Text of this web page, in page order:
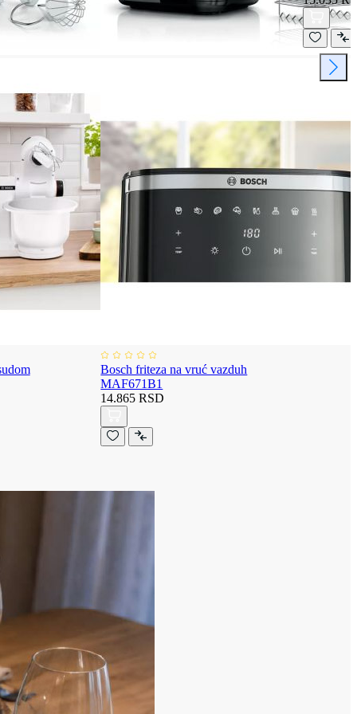
Bosch friteza na vruć vazduh
MAF671B1
14.865 RSD